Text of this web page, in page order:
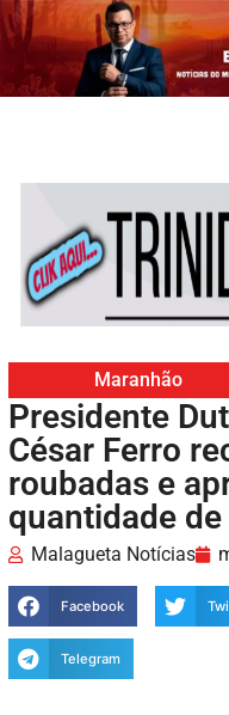
Maranhão
Presidente
César Ferro
roubadas e
quantidade
Malagueta Notícias
Facebook
Telegram